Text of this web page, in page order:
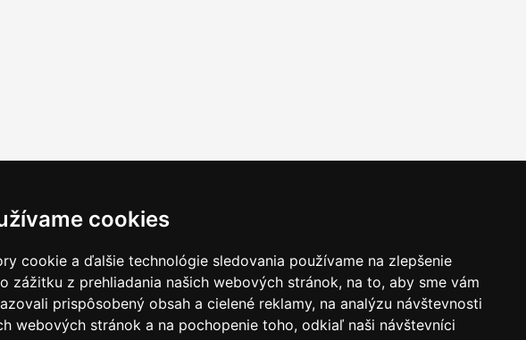
cookies
cookie a ďalšie technológie sledovania používame na zlepšenie
zážitku z prehliadania našich webových stránok, na to, aby sme vám
prispôsobený obsah a cielené reklamy, na analýzu návštevnosti
webových stránok a na pochopenie toho, odkiaľ naši návštevníci
Email servis |Kontakt|Ochrana osobných udajov